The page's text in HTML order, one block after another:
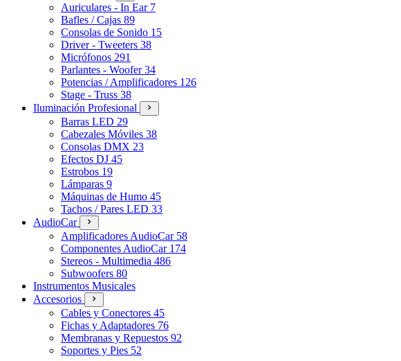
Auriculares - In Ear 7
Bafles / Cajas 89
Consolas de Sonido 15
Driver - Tweeters 38
Micrófonos 291
Parlantes - Woofer34
Potencias / Amplificadores 126
Stage - Truss 38
Iluminación Profesional
Barras LED 29
Cabezales Móviles 38
Consolas DMX 23
Efectos DJ 45
Estrobos 19
Lámparas 9
Máquinas de Humo 45
Tachos / Pares LED 33
AudioCar
Amplificadores AudioCar 58
Componentes AudioCar 174
Stereos - Multimedia 486
Subwoofers 80
Instrumentos Musicales
Accesorios
Cables y Conectores 45
Fichas y Adaptadores 76
Membranas y Repuestos 92
Soportes y Pies 52